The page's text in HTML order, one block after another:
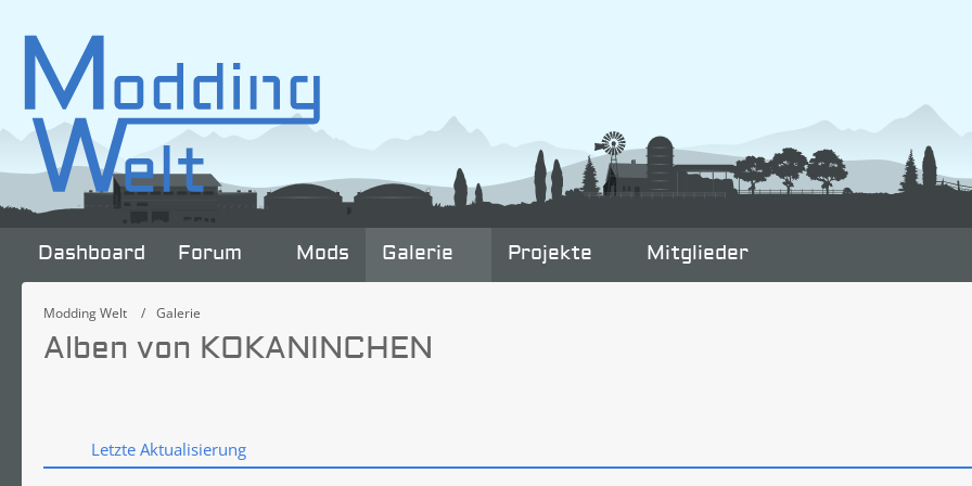
Dashboard Forum Mods Galerie Projekte Mitglieder
Modding Welt Galerie
Alben von KOKANINCHEN
Letzte Aktualisierung